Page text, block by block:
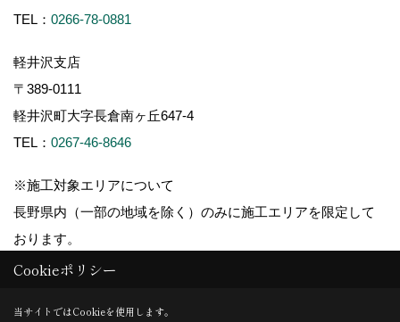
TEL： 0266-78-0881
軽井沢支店
〒389-0111
軽井沢町大字長倉南ヶ丘647-4
TEL： 0267-46-8646
※施工対象エリアについて
長野県内（一部の地域を除く）のみに施工エリアを限定して
おります。
Cookieポリシー
当サイトではCookieを使用します。